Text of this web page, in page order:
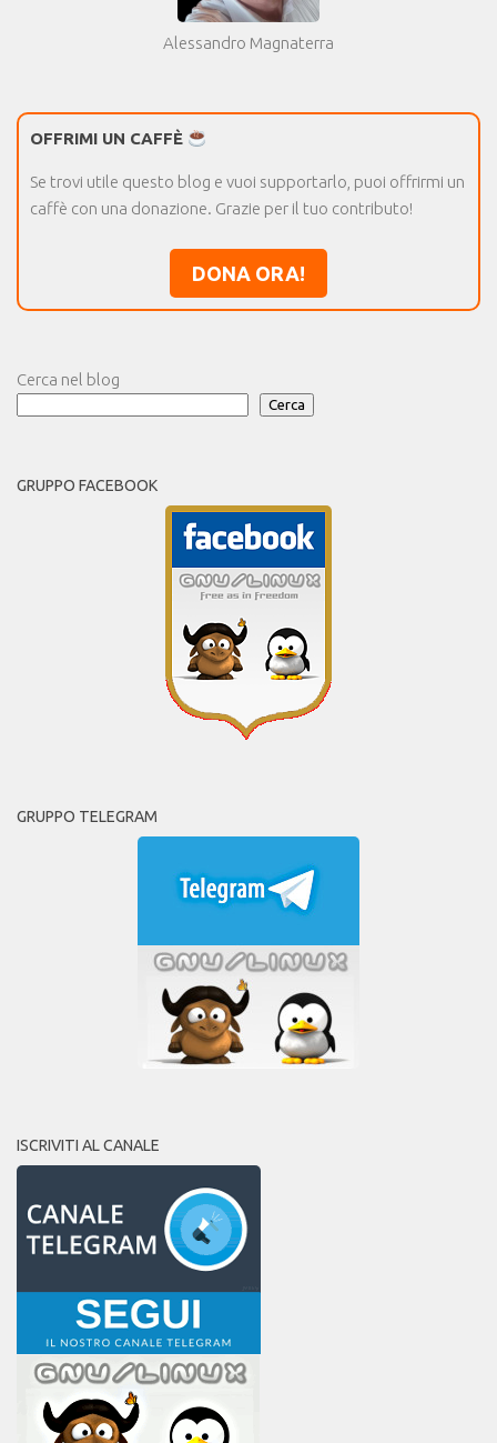
Alessandro Magnaterra
OFFRIMI UN CAFFÈ
Se trovi utile questo blog e vuoi supportarlo, puoi offrirmi un
caffè con una donazione. Grazie per il tuo contributo!
DONA ORA!
Cerca nel blog
Cerca
GRUPPO FACEBOOK
GRUPPO TELEGRAM
ISCRIVITI AL CANALE